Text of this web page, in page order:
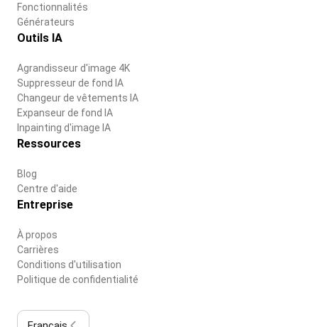
Fonctionnalités
Générateurs
Outils IA
Agrandisseur d'image 4K
Suppresseur de fond IA
Changeur de vêtements IA
Expanseur de fond IA
Inpainting d'image IA
Ressources
Blog
Centre d'aide
Entreprise
À propos
Carrières
Conditions d'utilisation
Politique de confidentialité